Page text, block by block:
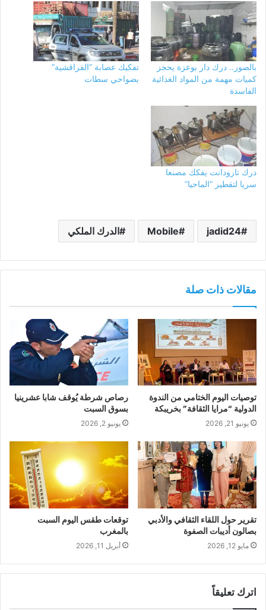
بالصور.. درك دار بوعزة يحجز
كميات مهمة من المواد الغدائية
الفاسدة
تفكيك عصابة “الفراقشية”
بضواحي سطات
درك تارودانت يفكك مصنعا
سريا لتقطير “الماحيا”
jadid24
Mobile الدرك الملكي
مقالات ذات صلة
توصيات اليوم الختامي من الندوة
الدولية “مرايا الثقافة” بخريبكة
يونيو 21, 2026
رصاص شرطة يُوقف شابا عشرينيا
بسوق السبت
يونيو 2, 2026
تقرير حول اللقاء الثقافي والأدبي
بصالون أديبات الصفوة
مايو 12, 2026
توقعات طقس اليوم السبت
بالمغرب
أبريل 11, 2026
اترك تعليقاً